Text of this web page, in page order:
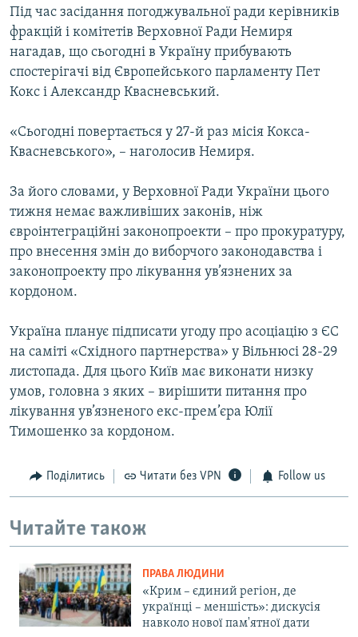
Під час засідання погоджувальної ради керівників
фракцій і комітетів Верховної Ради Немиря
нагадав, що сьогодні в Україну прибувають
спостерігачі від Європейського парламенту Пет
Кокс і Александр Квасневський.
«Сьогодні повертається у 27-й раз місія Кокса-
Квасневського», – наголосив Немиря.
За його словами, у Верховної Ради України цього
тижня немає важливіших законів, ніж
євроінтеграційні законопроекти – про прокуратуру,
про внесення змін до виборчого законодавства і
законопроекту про лікування ув’язнених за
кордоном.
Україна планує підписати угоду про асоціацію з ЄС
на саміті «Східного партнерства» у Вільнюсі 28-29
листопада. Для цього Київ має виконати низку
умов, головна з яких – вирішити питання про
лікування ув’язненого екс-прем’єра Юлії
Тимошенко за кордоном.
Поділитись Читати без VPN Follow us
Читайте також
ПРАВА ЛЮДИНИ
«Крим – єдиний регіон, де
українці – меншість»: дискусія
навколо нової пам'ятної дати